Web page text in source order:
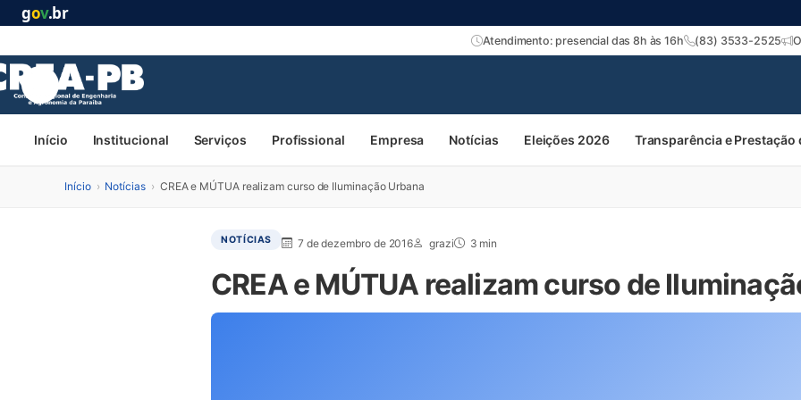
gov.br
Atendimento: presencial das 8h às 16h (83) 3533-2525
Início Institucional Serviços Profissional Empresa Notícias Eleições 2026 Transparência e Prestação
Início › Notícias › CREA e MÚTUA realizam curso de Iluminação Urbana
NOTÍCIAS 7 de dezembro de 2016 grazi 3 min
CREA e MÚTUA realizam curso de